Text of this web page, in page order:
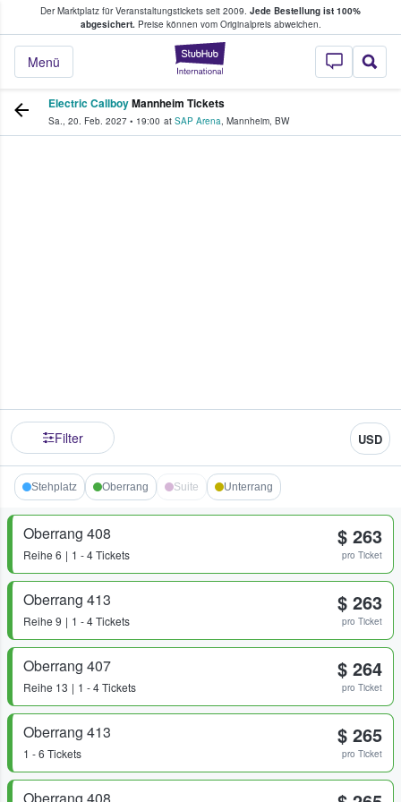
Der Marktplatz für Veranstaltungstickets seit 2009. Jede Bestellung ist 100%
abgesichert.Preise können vom Originalpreis abweichen.
StubHub - Wo
Menü
Tickets kaufen & verkaufen
Electric CallboyMannheim Tickets
Sa., 20. Feb. 2027 • 19:00 at SAP Arena, Mannheim, BW
Filter USD
Stehplatz Oberrang Suite Unterrang
Oberrang 408
Reihe 6 1 - 4 Tickets
$ 263
pro Ticket
Oberrang 413
Reihe 9 1 - 4 Tickets
$ 263
pro Ticket
Oberrang 407
Reihe 13 1 - 4 Tickets
$ 264
pro Ticket
Oberrang 413
1 - 6 Tickets
$ 265
pro Ticket